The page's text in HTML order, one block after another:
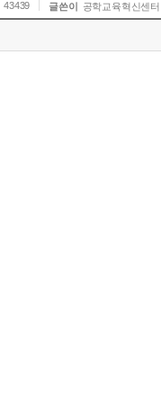
43439 글쓴이 공학교육혁신센터